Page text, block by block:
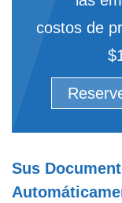
costos de
Sus